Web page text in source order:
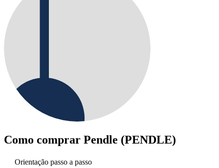
Como comprar Pendle (PENDLE)
Orientação passo a passo